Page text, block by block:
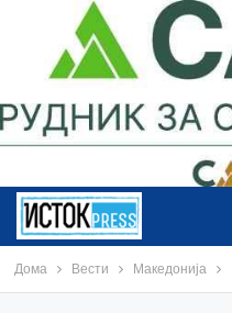
Дома Вести Македонија